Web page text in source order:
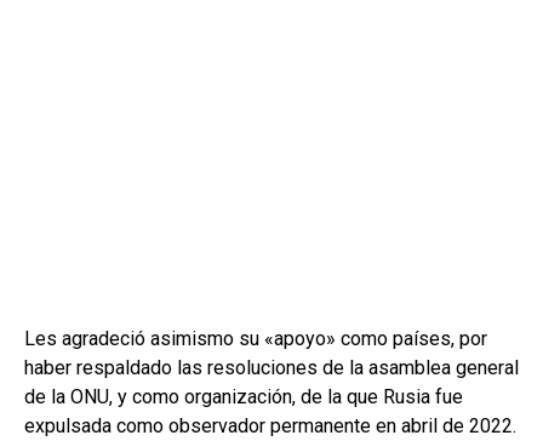
Les agradeció asimismo su «apoyo» como países, por
haber respaldado las resoluciones de la asamblea general
de la ONU, y como organización, de la que Rusia fue
expulsada como observador permanente en abril de 2022.